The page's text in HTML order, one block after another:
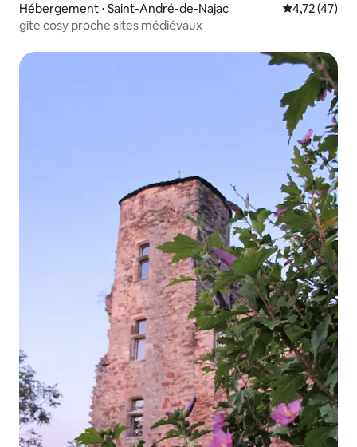
Hébergement ⋅ Saint-André-de-Najac Évaluation
4,72 (47)
gite cosy proche sites médiévaux